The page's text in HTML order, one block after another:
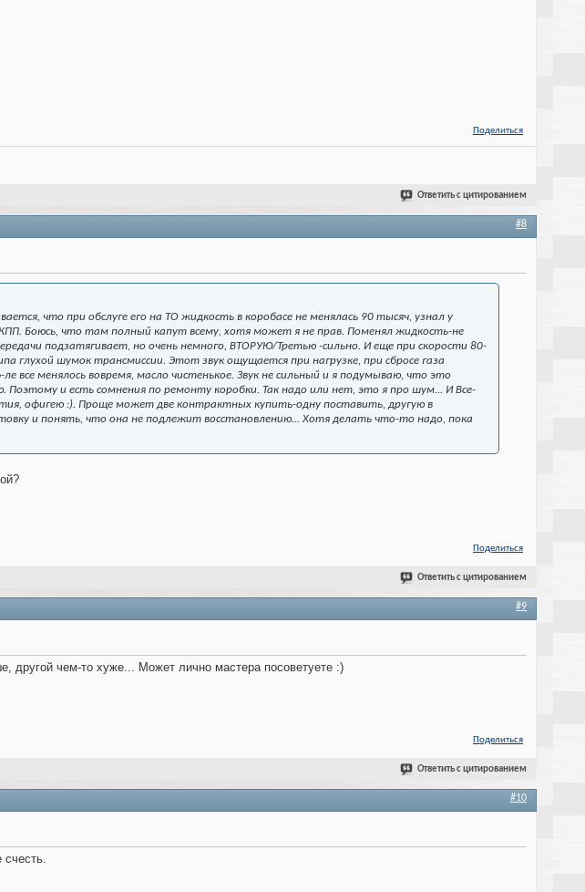
Поделиться
Ответить с цитированием
#8
что при обслуге его на ТО жидкость в коробасе не менялась 90 тысяч, узнал у
Боюсь, что там полный капут всему, хотя может я не прав. Поменял жидкость-не
подзатягивает, но очень немного, ВТОРУЮ/Третью -сильно. И еще при скорости 80-
глухой шумок трансмиссии. Этот звук ощущается при нагрузке, при сбросе газа
все менялось вовремя, масло чистенькое. Звук не сильный и я подумываю, что это
и есть сомнения по ремонту коробки. Так надо или нет, это я про шум... И Все-
офигею :). Проще может две контрактных купить-одну поставить, другую в
и понять, что она не подлежит восстановлению... Хотя делать что-то надо, пока
Поделиться
Ответить с цитированием
#9
другой чем-то хуже... Может лично мастера посоветуете :)
Поделиться
Ответить с цитированием
#10
счесть.